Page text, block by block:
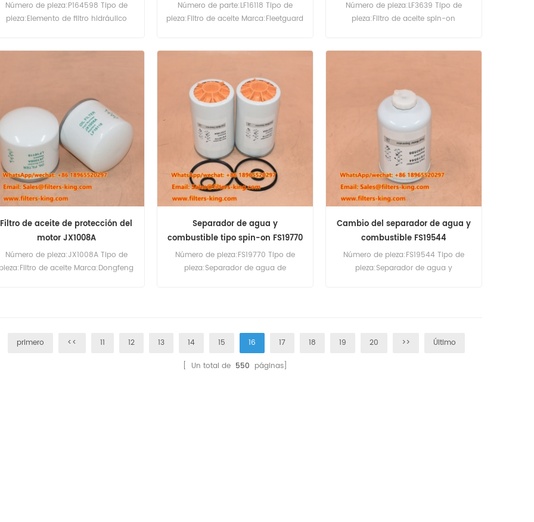
Número de pieza:P164598 Tipo de
pieza:Elemento de filtro hidráulico
Número de parte:LF16118 Tipo de
pieza:Filtro de aceite Marca:Fleetguard
Número de pieza:LF3639 Tipo de
pieza:Filtro de aceite spin-on
Filtro de aceite de protección del
motor JX1008A
Número de pieza:JX1008A Tipo de
pieza:Filtro de aceite Marca:Dongfeng
Separador de agua y
combustible tipo spin-on FS19770
Número de pieza:FS19770 Tipo de
pieza:Separador de agua de
Cambio del separador de agua y
combustible FS19544
Número de pieza:FS19544 Tipo de
pieza:Separador de agua y
primero << 11 12 13 14 15 16 17 18 19 20 >> Último
[ Un total de 550 páginas]